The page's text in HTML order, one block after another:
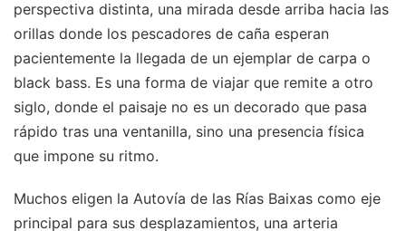
perspectiva distinta, una mirada desde arriba hacia las
orillas donde los pescadores de caña esperan
pacientemente la llegada de un ejemplar de carpa o
black bass. Es una forma de viajar que remite a otro
siglo, donde el paisaje no es un decorado que pasa
rápido tras una ventanilla, sino una presencia física
que impone su ritmo.
Muchos eligen la Autovía de las Rías Baixas como eje
principal para sus desplazamientos, una arteria